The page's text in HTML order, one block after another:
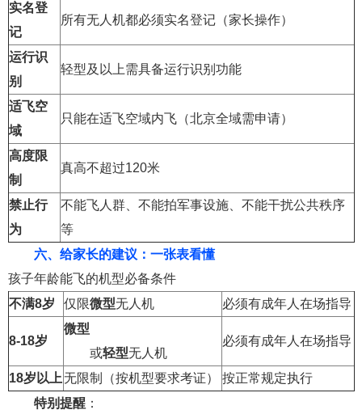
实名登
记
所有无人机都必须实名登记（家长操作）
运行识
别
轻型及以上需具备运行识别功能
适飞空
域
只能在适飞空域内飞（北京全域需申请）
高度限
制
真高不超过120米
禁止行
为
不能飞人群、不能拍军事设施、不能干扰公共秩序
等
六、给家长的建议：一张表看懂
孩子年龄能飞的机型必备条件
不满8岁
仅限微型无人机 必须有成年人在场指导
8-18岁
微型
或轻型无人机
必须有成年人在场指导
18岁以上无限制（按机型要求考证）
按正常规定执行
特别提醒 ：